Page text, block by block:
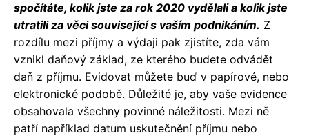
spočítáte, kolik jste za rok 2020 vydělali a kolik jste
utratili za věci související s vaším podnikáním. Z
rozdílu mezi příjmy a výdaji pak zjistíte, zda vám
vznikl daňový základ, ze kterého budete odvádět
daň z příjmu. Evidovat můžete buď v papírové, nebo
elektronické podobě. Důležité je, aby vaše evidence
obsahovala všechny povinné náležitosti. Mezi ně
patří například datum uskutečnění příjmu nebo